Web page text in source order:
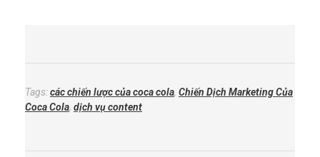
Tags:các chiến lược của coca cola, Chiến Dịch Marketing Của
Coca Cola, dịch vụ content